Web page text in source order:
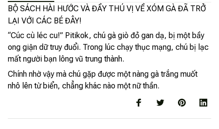
BỘ SÁCH HÀI HƯỚC VÀ ĐẦY THÚ VỊ VỀ XÓM GÀ ĐÃ TRỞ
LẠI VỚI CÁC BÉ ĐÂY!
“Cúc cù léc cu!” Pitikok, chú gà giò đỏ gan dạ, bị một bầy
ong giận dữ truy đuổi. Trong lúc chạy thục mạng, chú bị lạc
mất người bạn lông vũ trung thành.
Chính nhờ vậy mà chú gặp được một nàng gà trắng muốt
nhô lên từ biển, chẳng khác nào một nữ thần.